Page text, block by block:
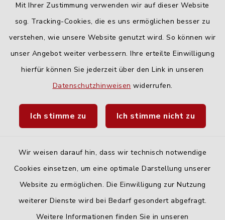
Mit Ihrer Zustimmung verwenden wir auf dieser Website
sog. Tracking-Cookies, die es uns ermöglichen besser zu
verstehen, wie unsere Website genutzt wird. So können wir
unser Angebot weiter verbessern. Ihre erteilte Einwilligung
hierfür können Sie jederzeit über den Link in unseren
Datenschutzhinweisen widerrufen.
Ich stimme zu Ich stimme nicht zu
Wir weisen darauf hin, dass wir technisch notwendige
Cookies einsetzen, um eine optimale Darstellung unserer
Website zu ermöglichen. Die Einwilligung zur Nutzung
weiterer Dienste wird bei Bedarf gesondert abgefragt.
Weitere Informationen finden Sie in unseren
Freitag:
geschlossen
Quicklinks
Fahrplanauskunft DING